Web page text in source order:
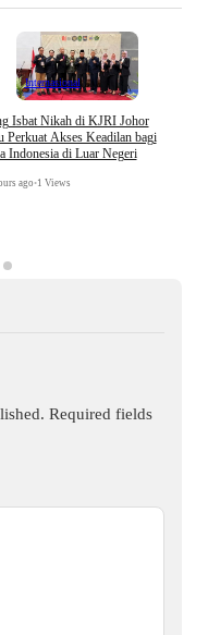
Internasional
Isbat Nikah di KJRI Johor
Perkuat Akses Keadilan bagi
Indonesia di Luar Negeri
ago •1 Views
Required fields